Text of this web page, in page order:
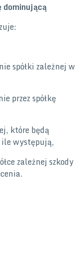
dominującą
spółki zależnej w
przez spółkę
które będą
występują,
zależnej szkody